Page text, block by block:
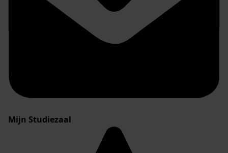
Mijn Studiezaal